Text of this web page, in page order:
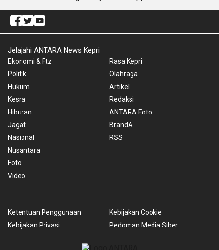
Jelajahi ANTARA News Kepri
Ekonomi & Ftz
Politik
Hukum
Kesra
Hiburan
Jagat
Nasional
Nusantara
Foto
Video
Rasa Kepri
Olahraga
Artikel
Redaksi
ANTARA Foto
BrandA
RSS
Ketentuan Penggunaan
Kebijakan Privasi
Kebijakan Cookie
Pedoman Media Siber